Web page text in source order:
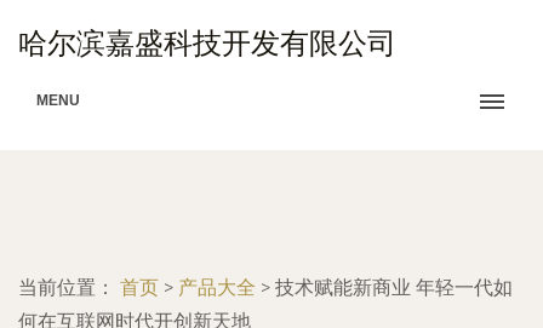
哈尔滨嘉盛科技开发有限公司
MENU
当前位置： 首页 > 产品大全 > 技术赋能新商业 年轻一代如
何在互联网时代开创新天地